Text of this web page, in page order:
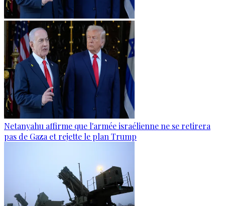
Netanyahu affirme que l'armée israélienne ne se retirera
pas de Gaza et rejette le plan Trump